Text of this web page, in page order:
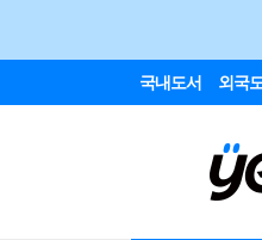
국내도서 외국